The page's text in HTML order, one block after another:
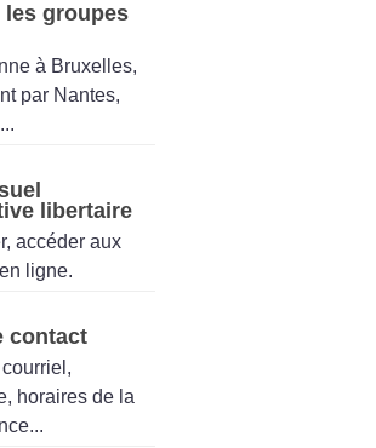
groupes
à Bruxelles,
par Nantes,
libertaire
accéder aux
ligne.
contact
horaires de la